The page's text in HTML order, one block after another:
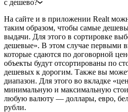
с дешево?
На сайте и в приложении Realt
таким образом, чтобы самые
выдачи. Для этого в сортировке
дешевые». В этом случае первыми
которые сдаются по договорной
объекты будут отсортированы по
дешевых к дорогим. Также вы
диапазон. Для этого во вкладке
минимальную и максимальную
любую валюту — доллары, евро,
рубли.